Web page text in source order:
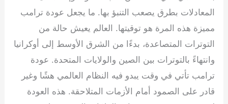
المعادلات بطرق يصعب التنبؤ بها. ما يجعل عودة ترامب
مميزة هذه المرة هو توقيتها. العالم يعيش حالة من
التوترات المتصاعدة، بدءًا من الشرق الأوسط إلى أوكرانيا
وانتهاءً بالتوترات بين الصين والولايات المتحدة. عودة
ترامب تأتي في وقت يبدو فيه النظام العالمي هشًا وغير
قادر على الصمود أمام الأزمات المتلاحقة. هذه العودة